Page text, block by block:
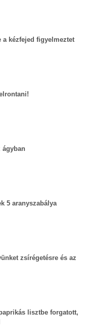
kézfejed figyelmeztet
ágyban
5 aranyszabálya
zsírégetésre és az
lisztbe forgatott,